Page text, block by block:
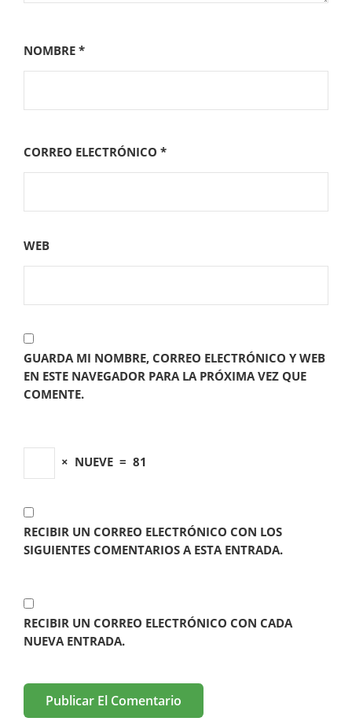
NOMBRE *
CORREO ELECTRÓNICO *
WEB
GUARDA MI NOMBRE, CORREO ELECTRÓNICO Y WEB
EN ESTE NAVEGADOR PARA LA PRÓXIMA VEZ QUE
COMENTE.
× NUEVE = 81
RECIBIR UN CORREO ELECTRÓNICO CON LOS
SIGUIENTES COMENTARIOS A ESTA ENTRADA.
RECIBIR UN CORREO ELECTRÓNICO CON CADA
NUEVA ENTRADA.